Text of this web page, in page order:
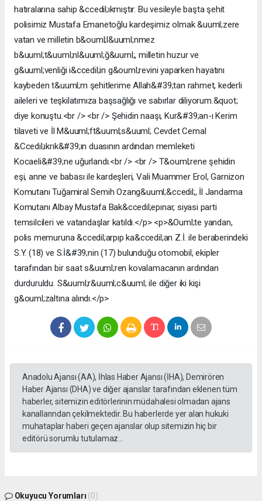
hatıralarına sahip &ccedil;ıkmıştır. Bu vesileyle başta şehit
polisimiz Mustafa Emanetoğlu kardeşimiz olmak &uuml;zere
vatan ve milletin b&ouml;l&uuml;nmez
b&uuml;t&uuml;nl&uuml;ğ&uuml;, milletin huzur ve
g&uuml;venliği i&ccedil;in g&ouml;revini yaparken hayatını
kaybeden t&uuml;m şehitlerime Allah&#39;tan rahmet, kederli
aileleri ve teşkilatımıza başsağlığı ve sabırlar diliyorum.&quot;
diye konuştu.<br /> <br /> Şehidin naaşı, Kur&#39;an-ı Kerim
tilaveti ve İl M&uuml;ft&uuml;s&uuml; Cevdet Cemal
&Ccedil;ıkrık&#39;ın duasının ardından memleketi
Kocaeli&#39;ne uğurlandı.<br /> <br /> T&ouml;rene şehidin
eşi, anne ve babası ile kardeşleri, Vali Muammer Erol, Garnizon
Komutanı Tuğamiral Semih Ozang&uuml;&ccedil;, İl Jandarma
Komutanı Albay Mustafa Bak&ccedil;epınar, siyasi parti
temsilcileri ve vatandaşlar katıldı.</p> <p>&Ouml;te yandan,
polis memuruna &ccedil;arpıp ka&ccedil;an Z.İ. ile beraberindeki
S.Y. (18) ve S.İ&#39;nin (17) bulunduğu otomobil, ekipler
tarafından bir saat s&uuml;ren kovalamacanın ardından
durduruldu. S&uuml;r&uuml;c&uuml; ile diğer iki kişi
g&ouml;zaltına alındı.</p>
Anadolu Ajansı (AA), İhlas Haber Ajansı (İHA), Demirören
Haber Ajansı (DHA) ve diğer ajanslar tarafından eklenen tüm
haberler, sitemizin editörlerinin müdahalesi olmadan ajans
kanallarından çekilmektedir. Bu haberlerde yer alan hukuki
muhataplar haberi geçen ajanslar olup sitemizin hiç bir
editörü sorumlu tutulamaz...
Okuyucu Yorumları (0)